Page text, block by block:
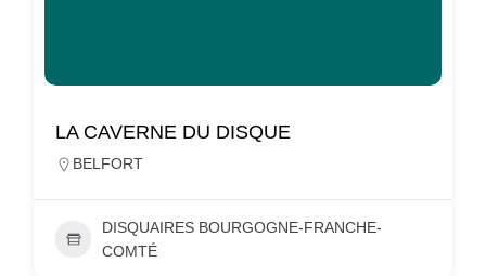
LA CAVERNE DU DISQUE
BELFORT
DISQUAIRES BOURGOGNE-FRANCHE-
COMTÉ